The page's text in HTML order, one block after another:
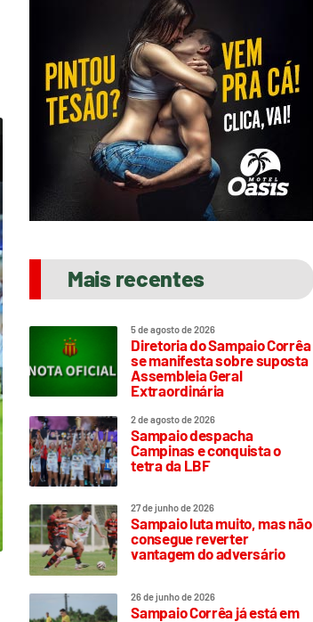
Mais recentes
5 de agosto de 2026
Diretoria do Sampaio Corrêa
se manifesta sobre suposta
Assembleia Geral
Extraordinária
2 de agosto de 2026
Sampaio despacha
Campinas e conquista o
tetra da LBF
27 de junho de 2026
Sampaio luta muito, mas não
consegue reverter
vantagem do adversário
26 de junho de 2026
Sampaio Corrêa já está em